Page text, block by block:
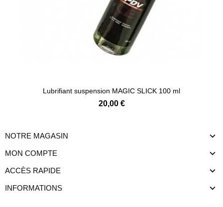
Lubrifiant suspension MAGIC SLICK 100 ml
20,00 €
NOTRE MAGASIN
MON COMPTE
ACCÈS RAPIDE
INFORMATIONS